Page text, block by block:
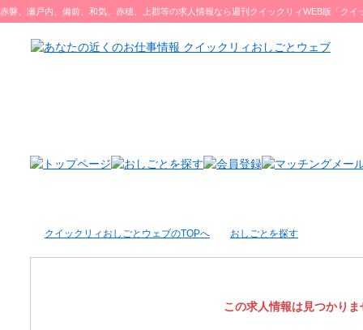
赤磐、瀬戸内、備前、和気、赤穂、上郡等の求人情報なら週刊クイックリィWEB版「クイ
クイックリィおしごとウェブのTOPへ おしごとを探す
この求人情報は見つかり